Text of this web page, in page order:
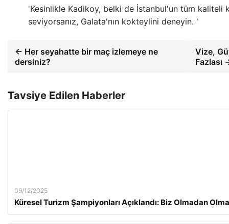
'Kesinlikle Kadikoy, belki de İstanbul'un tüm kaliteli
seviyorsanız, Galata'nın kokteylini deneyin. '
← Her seyahatte bir maç izlemeye ne
dersiniz?
Vize,
Fazlası
Tavsiye Edilen Haberler
09/12/2025
Küresel Turizm Şampiyonları Açıklandı: Biz Olmadan